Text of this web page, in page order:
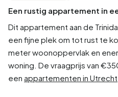
Een rustig appartement in
Dit appartement aan de
een fijne plek om tot rust te
meter woonoppervlak en
woning. De vraagprijs van
een appartementen in Utrecht